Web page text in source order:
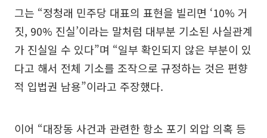
그는 “정청래 민주당 대표의 표현을 빌리면 ‘10% 거
짓, 90% 진실’이라는 말처럼 대부분 기소된 사실관계
가 진실일 수 있다”며 “일부 확인되지 않은 부분이 있
다고 해서 전체 기소를 조작으로 규정하는 것은 편향
적 입법권 남용”이라고 주장했다.
이어 “대장동 사건과 관련한 항소 포기 외압 의혹 등